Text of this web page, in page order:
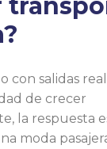
con salidas
de crecer
la respuesta
moda